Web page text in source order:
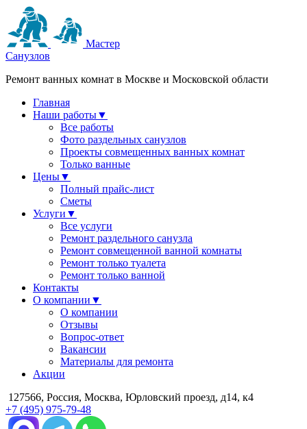
Мастер
Санузлов
Ремонт ванных комнат в Москве и Московской области
Главная
Наши работы▼
Все работы
Фото раздельных санузлов
Проекты совмещенных ванных комнат
Только ванные
Цены▼
Полный прайс-лист
Сметы
Услуги ▼
Все услуги
Ремонт раздельного санузла
Ремонт совмещенной ванной комнаты
Ремонт только туалета
Ремонт только ванной
Контакты
О компании ▼
О компании
Отзывы
Вопрос-ответ
Вакансии
Материалы для ремонта
Акции
127566, Россия, Москва, Юрловский проезд, д14, к4
+7 (495) 975-79-48